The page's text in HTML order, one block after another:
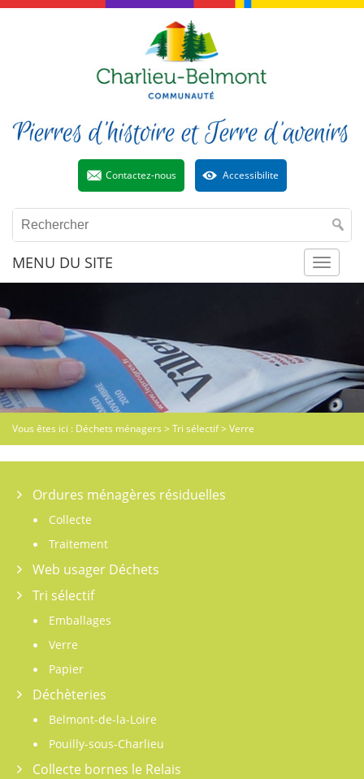
Contactez-nous Accessibilite
MENU DU SITE
Vous êtes ici : Déchets ménagers > Tri sélectif> Verre
Ordures ménagères résiduelles
Collecte
Traitement
Web usager Déchets
Tri sélectif
Emballages
Verre
Papier
Déchèteries
Belmont-de-la-Loire
Pouilly-sous-Charlieu
Collecte bornes le Relais